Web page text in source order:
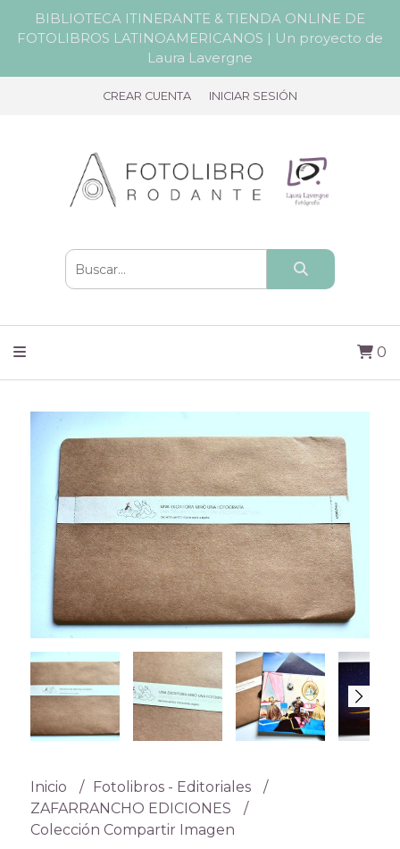
BIBLIOTECA ITINERANTE & TIENDA ONLINE DE
FOTOLIBROS LATINOAMERICANOS | Un proyecto de
Laura Lavergne
CREAR CUENTA INICIAR SESIÓN
0
Inicio
Fotolibros - Editoriales
ZAFARRANCHO EDICIONES
Colección Compartir Imagen